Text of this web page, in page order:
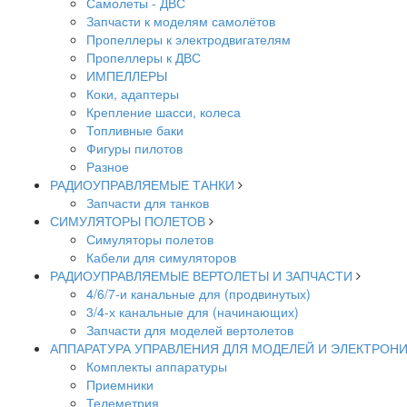
Запчасти к моделям самолётов
Пропеллеры к электродвигателям
Пропеллеры к ДВС
ИМПЕЛЛЕРЫ
Коки, адаптеры
Крепление шасси, колеса
Топливные баки
Фигуры пилотов
Разное
РАДИОУПРАВЛЯЕМЫЕ ТАНКИ
Запчасти для танков
СИМУЛЯТОРЫ ПОЛЕТОВ
Симуляторы полетов
Кабели для симуляторов
РАДИОУПРАВЛЯЕМЫЕ ВЕРТОЛЕТЫ И ЗАПЧАСТИ
4/6/7-и канальные для (продвинутых)
3/4-х канальные для (начинающих)
Запчасти для моделей вертолетов
АППАРАТУРА УПРАВЛЕНИЯ ДЛЯ МОДЕЛЕЙ И
Комплекты аппаратуры
Приемники
Телеметрия